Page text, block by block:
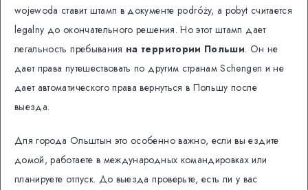
wojewoda ставит штамп в документе podróży, а pobyt считается
legalny до окончательного решения. Но этот штамп дает
легальность пребывания на территории Польши. Он не
дает права путешествовать по другим странам Schengen и не
дает автоматического права вернуться в Польшу после
выезда.
Для города Ольштын это особенно важно, если вы ездите
домой, работаете в международных командировках или
планируете отпуск. До выезда проверьте, есть ли у вас